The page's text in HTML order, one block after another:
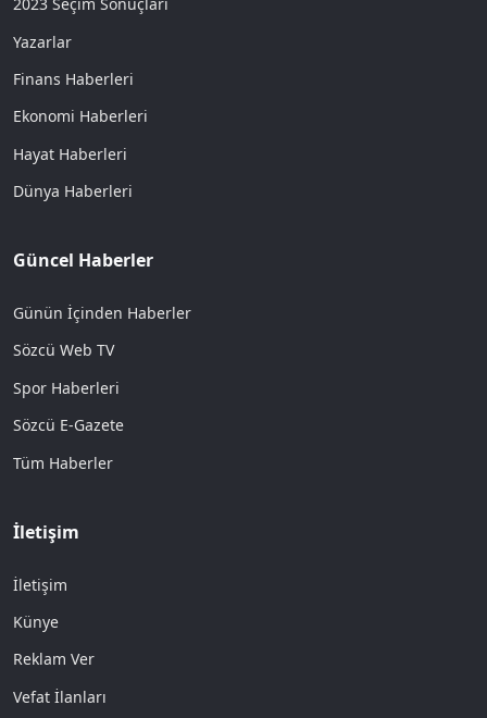
Yazarlar
Finans Haberleri
Ekonomi Haberleri
Hayat Haberleri
Dünya Haberleri
Güncel Haberler
Günün İçinden Haberler
Sözcü Web TV
Spor Haberleri
Sözcü E-Gazete
Tüm Haberler
İletişim
İletişim
Künye
Reklam Ver
Vefat İlanları